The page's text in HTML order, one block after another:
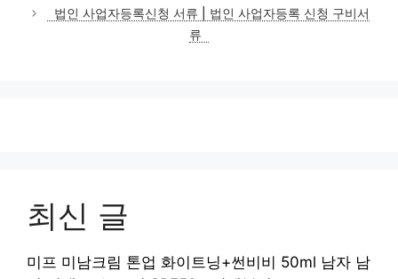
고
리
법인 사업자등록신청 서류 | 법인 사업자등록 신청 구비서
류
최신 글
미프 미남크림 톤업 화이트닝+썬비비 50ml 남자 남